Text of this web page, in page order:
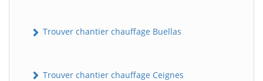
Trouver chantier chauffage Buellas
Trouver chantier chauffage Ceignes